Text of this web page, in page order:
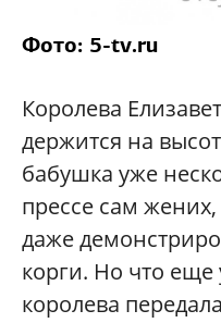
Фото: 5-tv.ru
Королева
держится на
бабушка уже
прессе сам
даже
корги. Но что еще
королева